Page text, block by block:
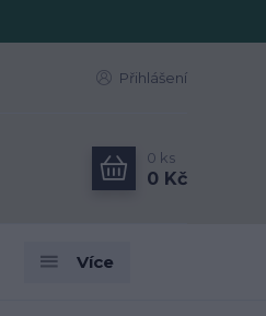
Přihlášení
0 ks
0 Kč
Více